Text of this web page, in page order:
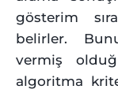
gösterim
belirler.
vermiş
algoritma